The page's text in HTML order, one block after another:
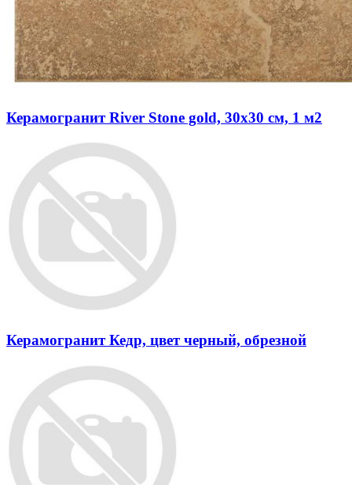
Керамогранит River Stone gold, 30x30 см, 1 м2
Керамогранит Кедр, цвет черный, обрезной